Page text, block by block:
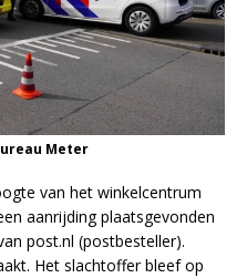
Meter
van het winkelcentrum
aanrijding plaatsgevonden
post.nl (postbesteller).
Het slachtoffer bleef op